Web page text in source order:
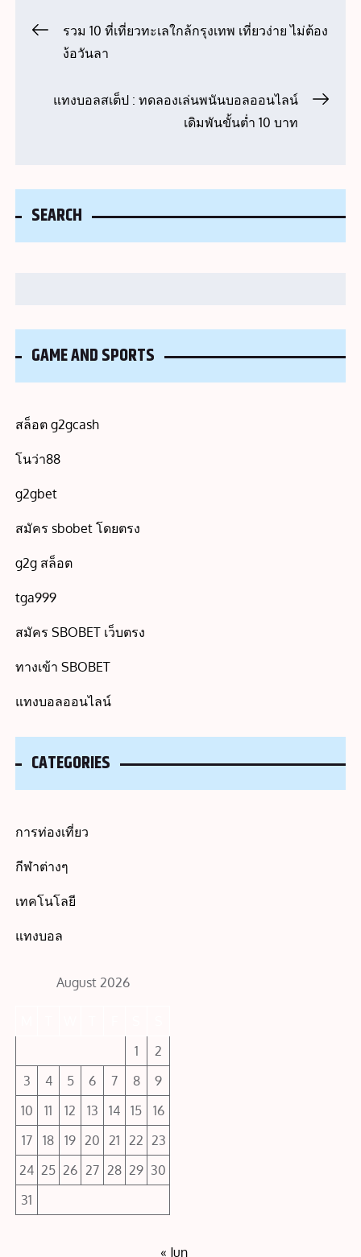
Postรวม 10 ที่เที่ยวทะเลใกล้กรุงเทพ เที่ยวง่าย ไม่ต้อง
ง้อวันลา
แทงบอลสเต็ป : ทดลองเล่นพนันบอลออนไลน์
เดิมพันขั้นต่ำ 10 บาท
SEARCH
GAME AND SPORTS
สล็อต g2gcash
โนว่า88
g2gbet
สมัคร sbobet โดยตรง
g2g สล็อต
tga999
สมัคร SBOBET เว็บตรง
ทางเข้า SBOBET
แทงบอลออนไลน์
CATEGORIES
การท่องเที่ยว
กีฬาต่างๆ
เทคโนโลยี
แทงบอล
August 2026
1
2
3
4 5 6 7 8
9
10
11 12 13 14 15
16
17
18 19 20 21 22 23
24 25 26 27 28 29 30
31
« Jun